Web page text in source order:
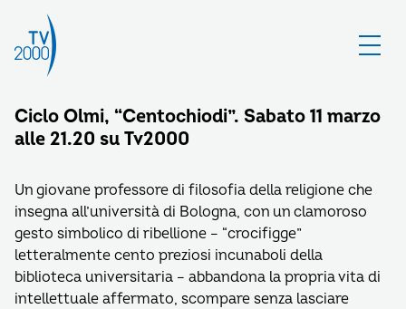
Ciclo Olmi, “Centochiodi”. Sabato 11 marzo
alle 21.20 su Tv2000
Un giovane professore di filosofia della religione che
insegna all’università di Bologna, con un clamoroso
gesto simbolico di ribellione – “crocifigge”
letteralmente cento preziosi incunaboli della
biblioteca universitaria – abbandona la propria vita di
intellettuale affermato, scompare senza lasciare